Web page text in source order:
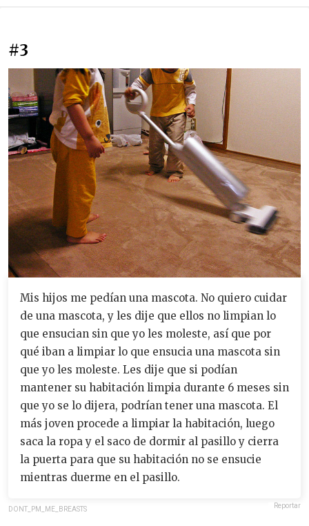
#3
Mis hijos me pedían una mascota. No quiero cuidar
de una mascota, y les dije que ellos no limpian lo
que ensucian sin que yo les moleste, así que por
qué iban a limpiar lo que ensucia una mascota sin
que yo les moleste. Les dije que si podían
mantener su habitación limpia durante 6 meses sin
que yo se lo dijera, podrían tener una mascota. El
más joven procede a limpiar la habitación, luego
saca la ropa y el saco de dormir al pasillo y cierra
la puerta para que su habitación no se ensucie
mientras duerme en el pasillo.
DONT_PM_ME_BREASTS Reportar